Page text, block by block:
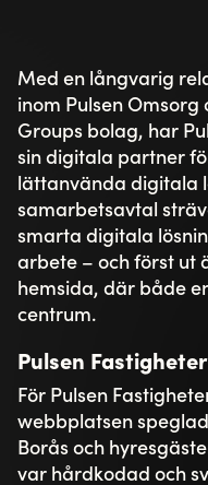
Med en långvarig
inom Pulsen
Groups bolag, har
sin digitala partner
lättanvända digitala
samarbetsavtal
smarta digitala
arbete – och först ut
hemsida, där både
centrum.
Pulsen Fastigheter
För Pulsen
webbplatsen
Borås och
var hårdkodad och